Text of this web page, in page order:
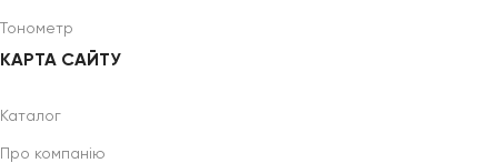
Тонометр
КАРТА САЙТУ
Каталог
Про компанію